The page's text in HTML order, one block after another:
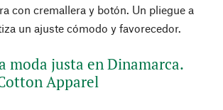
con cremallera y botón. Un pliegue a
un ajuste cómodo y favorecedor.
moda justa en Dinamarca.
Apparel